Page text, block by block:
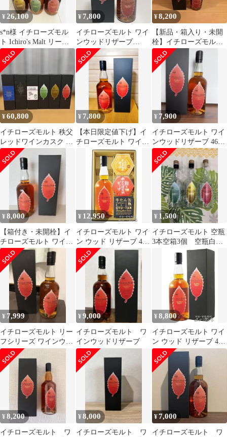
¥ 26,100
s*n様 イチローズモル
ト Ichiro's Malt リーフ
シリーズ 3本セッ
¥ 7,800
イチローズモルト ワイ
ンウッドリザーブ
700ml
¥8,200
【新品・箱入り・未開
栓】イチローズモルト
ワインウッドリザーブ
リーフラベル
¥60,800
イチローズモルト 秩父
レッドワインカスク リ
ーフシリーズ 含 箱付 6
本セット
¥ 7,800
【本日限定値下げ】イ
チローズモルト ワイン
ウッドリザーブ 46%
700ml
¥ 7,900
イチローズモルト ワイ
ンウッドリザーブ 46%
700ml 箱付 ウイスキー
¥8,000
【箱付き・未開栓】イ
チローズモルト ワイン
ウッドリザーブ 700ml
¥ 12,950
イチローズモルト ワイ
ン ウッド リザーブ 46
度 700ml ＋ 人気のディ
ップソース2種と缶詰お
つまみのセット 【 9316
】 【 ウィスキー・おつ
まみセット 】【 送料無
¥ 1,500
イチローズモルト 空瓶
3本空箱3個 空瓶白ラ
ベルおまけ キャンペ
ーン中値引き
¥ 7,999
イチローズモルト リー
フシリーズ ワインウッ
ドリザーブ 未開封 メ
ルカリ祭価格
¥9,000
イチローズモルト ワ
インウッドリザーブ
¥8,800
イチローズモルト ワイ
ン ウッド リザーブ 46
度 700ml / (株）ベンチ
ャーウイスキー秩父蒸
留所【 6626 】 【 ウィ
スキー 】
¥8,200
イチローズモルト ワ
¥8,000
イチローズモルト ワ
¥7,000
イチローズモルト ワ